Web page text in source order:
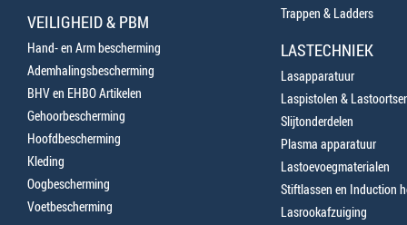
VEILIGHEID & PBM
Hand- en Arm bescherming
Ademhalingsbescherming
BHV en EHBO Artikelen
Gehoorbescherming
Hoofdbescherming
Kleding
Oogbescherming
Voetbescherming
Trappen & Ladders
LASTECHNIEK
Lasapparatuur
Laspistolen &
Slijtonderdelen
Plasma apparatuur
Lastoevoegmaterialen
Stiftlassen en Induction
Lasrookafzuiging